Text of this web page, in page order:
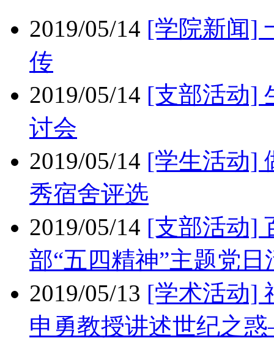
2019/05/14 [学院新闻]
传
2019/05/14 [支部活动]
讨会
2019/05/14 [学生活动]
秀宿舍评选
2019/05/14 [支部活动]
部“五四精神”主题党日
2019/05/13 [学术活动]
申勇教授讲述世纪之